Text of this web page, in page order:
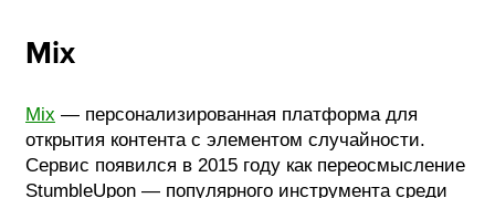
Mix
Mix — персонализированная платформа для
открытия контента с элементом случайности.
Сервис появился в 2015 году как переосмысление
StumbleUpon — популярного инструмента среди